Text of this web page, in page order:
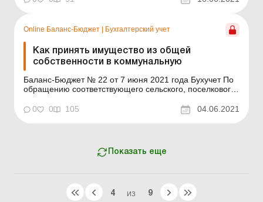
образования и профессионального образования из
определяет 5 шагов, кото...
Online Баланс-Бюджет Бухгалтерский учет
Как принять имущество из общей
собственности в коммунальную
Баланс-Бюджет № 22 от 7 июня 2021 года Бухучет По
обращению соответствующего сельского, поселкового
обязаны принять решение о передаче объектов общей
собственности в коммунальную. Это касается
0 0 105 04.06.2021
Показать еще
4 ИЗ 9